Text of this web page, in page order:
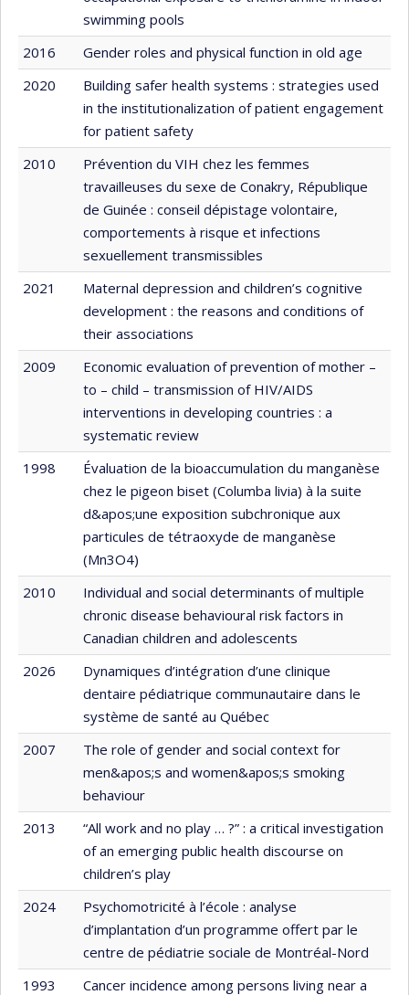
swimming pools
2016
Gender roles and physical function in old age
2020
Building safer health systems : strategies used
in the institutionalization of patient engagement
for patient safety
2010
Prévention du VIH chez les femmes
travailleuses du sexe de Conakry, République
de Guinée : conseil dépistage volontaire,
comportements à risque et infections
sexuellement transmissibles
2021
Maternal depression and children’s cognitive
development : the reasons and conditions of
their associations
2009
Economic evaluation of prevention of mother –
to – child – transmission of HIV/AIDS
interventions in developing countries : a
systematic review
1998
Évaluation de la bioaccumulation du manganèse
chez le pigeon biset (Columba livia) à la suite
d&apos;une exposition subchronique aux
particules de tétraoxyde de manganèse
(Mn3O4)
2010
Individual and social determinants of multiple
chronic disease behavioural risk factors in
Canadian children and adolescents
2026
Dynamiques d’intégration d’une clinique
dentaire pédiatrique communautaire dans le
système de santé au Québec
2007
The role of gender and social context for
men&apos;s and women&apos;s smoking
behaviour
2013
“All work and no play … ?” : a critical investigation
of an emerging public health discourse on
children’s play
2024
Psychomotricité à l’école : analyse
d’implantation d’un programme offert par le
centre de pédiatrie sociale de Montréal-Nord
1993
Cancer incidence among persons living near a